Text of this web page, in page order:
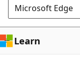
Microsoft Edge
Learn